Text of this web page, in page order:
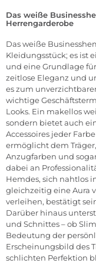
Das weiße
Herrengarderobe
Das weiße
Kleidungsstück; es ist
und eine Grundlage
zeitlose Eleganz und
es zum
wichtige
Looks. Ein makellos
sondern bietet auch
Accessoires jeder
ermöglicht dem
Anzugfarben und
dabei an
Hemdes, sich nahtlos
gleichzeitig eine Aura
verleihen, bestätigt
Darüber hinaus
und Schnittes – ob
Bedeutung der
Erscheinungsbild des
schlichten Perfektion